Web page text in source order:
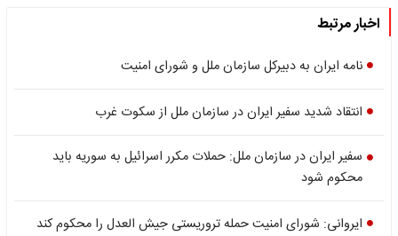
اخبار مرتبط
نامه‌ ایران به دبیرکل سازمان ملل و شورای امنیت
انتقاد شدید سفیر ایران در سازمان ملل از سکوت غرب
سفیر ایران در سازمان ملل: حملات مکرر اسرائیل به سوریه باید
محکوم شود
ایروانی: شورای امنیت حمله تروریستی جیش العدل را محکوم کند